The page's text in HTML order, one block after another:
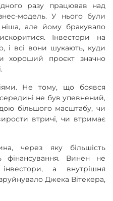
разу працював над
модель. У нього були
але йому бракувало
Інвестори на
і всі вони шукають, куди
хороший проєкт значно
Не тому, що боявся
не був упевнений,
більшого масштабу, чи
втричі, чи втримає
через яку більшість
фінансування. Винен не
а внутрішня
Джека Вітекера,